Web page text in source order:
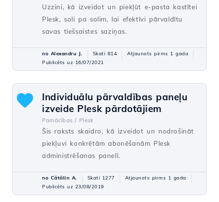
Uzzini, kā izveidot un piekļūt e-pasta kastītei
Plesk, soli pa solim, lai efektīvi pārvaldītu
savas tiešsaistes saziņas.
no Alexandru J. Skati 814
Atjaunots pirms 1 gada
Publicēts uz 16/07/2021
Individuālu pārvaldības paneļu
izveide Plesk pārdotājiem
Pamācības / Plesk
Šis raksts skaidro, kā izveidot un nodrošināt
piekļuvi konkrētām abonēšanām Plesk
administrēšanas panelī.
no Cătălin A. Skati 1277
Atjaunots pirms 1 gada
Publicēts uz 23/08/2019